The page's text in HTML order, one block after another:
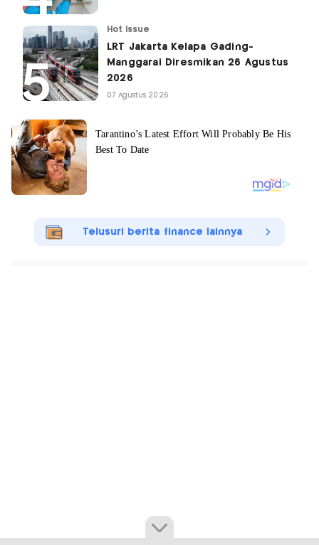
Hot Issue
LRT Jakarta Kelapa Gading-
Manggarai Diresmikan 26 Agustus
2026
07 Agustus 2026
Telusuri berita finance lainnya